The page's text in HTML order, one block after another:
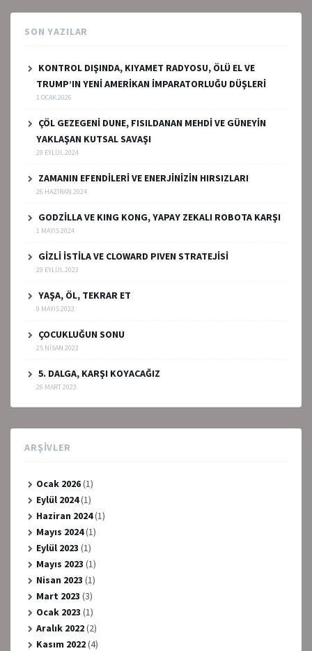
SON YAZILAR
KONTROL DIŞINDA, KIYAMET RADYOSU, ÖLÜ EL VE
TRUMP’IN YENİ AMERİKAN İMPARATORLUĞU DÜŞLERİ
1 OCAK 2026
ÇÖL GEZEGENİ DUNE, FISILDANAN MEHDİ VE GÜNEYİN
YAKLAŞAN KUTSAL SAVAŞI
29 EYLÜL 2024
ZAMANIN EFENDİLERİ VE ENERJİNİZİN HIRSIZLARI
26 HAZIRAN 2024
GODZİLLA VE KING KONG, YAPAY ZEKALI ROBOTA KARŞI
1 MAYIS 2024
GİZLİ İSTİLA VE CLOWARD PIVEN STRATEJİSİ
29 EYLÜL 2023
YAŞA, ÖL, TEKRAR ET
9 MAYIS 2023
ÇOCUKLUĞUN SONU
25 NISAN 2023
5. DALGA, KARŞI KOYACAĞIZ
26 MART 2023
ARŞIVLER
Ocak 2026(1)
Eylül 2024(1)
Haziran 2024(1)
Mayıs 2024(1)
Eylül 2023 (1)
Mayıs 2023 (1)
Nisan 2023 (1)
Mart 2023 (3)
Ocak 2023 (1)
Aralık 2022(2)
Kasım 2022(4)